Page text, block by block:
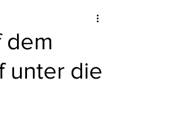
dem
unter die